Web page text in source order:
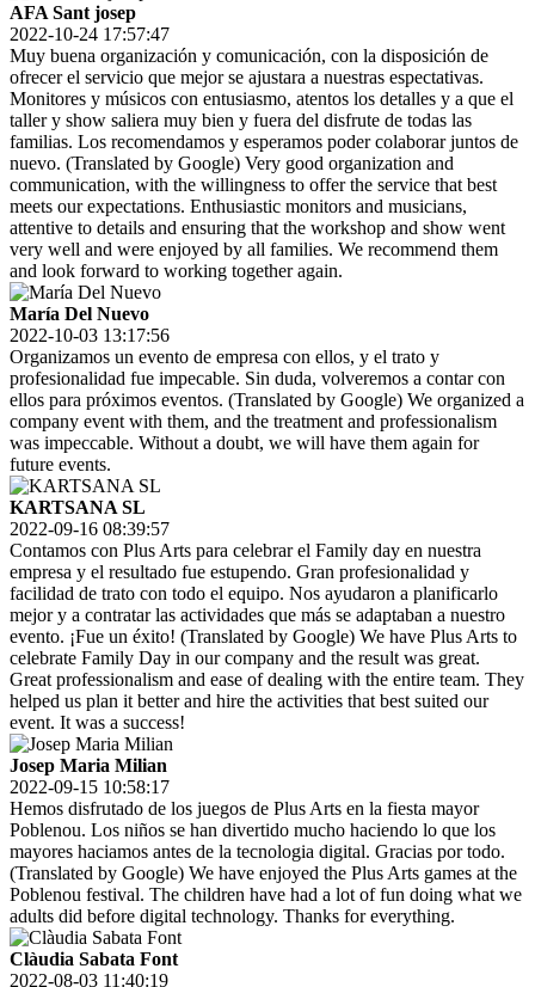
AFA Sant josep
2022-10-24 17:57:47
Muy buena organización y comunicación, con la disposición de
ofrecer el servicio que mejor se ajustara a nuestras espectativas.
Monitores y músicos con entusiasmo, atentos los detalles y a que el
taller y show saliera muy bien y fuera del disfrute de todas las
familias. Los recomendamos y esperamos poder colaborar juntos de
nuevo. (Translated by Google) Very good organization and
communication, with the willingness to offer the service that best
meets our expectations. Enthusiastic monitors and musicians,
attentive to details and ensuring that the workshop and show went
very well and were enjoyed by all families. We recommend them
and look forward to working together again.
María Del Nuevo
2022-10-03 13:17:56
Organizamos un evento de empresa con ellos, y el trato y
profesionalidad fue impecable. Sin duda, volveremos a contar con
ellos para próximos eventos. (Translated by Google) We organized a
company event with them, and the treatment and professionalism
was impeccable. Without a doubt, we will have them again for
future events.
KARTSANA SL
2022-09-16 08:39:57
Contamos con Plus Arts para celebrar el Family day en nuestra
empresa y el resultado fue estupendo. Gran profesionalidad y
facilidad de trato con todo el equipo. Nos ayudaron a planificarlo
mejor y a contratar las actividades que más se adaptaban a nuestro
evento. ¡Fue un éxito! (Translated by Google) We have Plus Arts to
celebrate Family Day in our company and the result was great.
Great professionalism and ease of dealing with the entire team. They
helped us plan it better and hire the activities that best suited our
event. It was a success!
Josep Maria Milian
2022-09-15 10:58:17
Hemos disfrutado de los juegos de Plus Arts en la fiesta mayor
Poblenou. Los niños se han divertido mucho haciendo lo que los
mayores haciamos antes de la tecnologia digital. Gracias por todo.
(Translated by Google) We have enjoyed the Plus Arts games at the
Poblenou festival. The children have had a lot of fun doing what we
adults did before digital technology. Thanks for everything.
Clàudia Sabata Font
2022-08-03 11:40:19